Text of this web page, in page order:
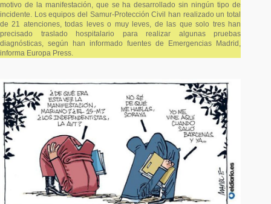
motivo de la manifestación, que se ha desarrollado sin ningún tipo de
incidente. Los equipos del Samur-Protección Civil han realizado un total
de 21 atenciones, todas leves o muy leves, de las que solo tres han
precisado traslado hospitalario para realizar algunas pruebas
diagnósticas, según han informado fuentes de Emergencias Madrid,
informa Europa Press.